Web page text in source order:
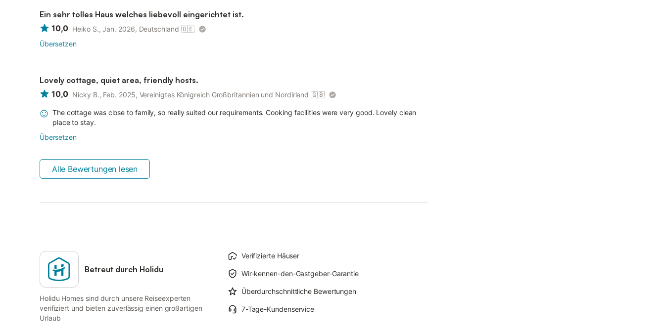
Ein sehr tolles Haus welches liebevoll eingerichtet ist.
10,0 Heiko S., Jan. 2026, Deutschland 🇩🇪
Übersetzen
Lovely cottage, quiet area, friendly hosts.
10,0 Nicky B., Feb. 2025, Vereinigtes Königreich Großbritannien und Nordirland 🇬🇧
The cottage was close to family, so really suited our requirements. Cooking facilities were very good. Lovely clean
place to stay.
Übersetzen
Alle Bewertungen lesen
Betreut durch Holidu
Holidu Homes sind durch unsere Reiseexperten
verifiziert und bieten zuverlässig einen großartigen
Urlaub
Verifizierte Häuser
Wir-kennen-den-Gastgeber-Garantie
Überdurchschnittliche Bewertungen
7-Tage-Kundenservice